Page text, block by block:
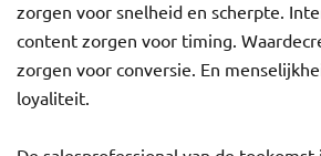
zorgen voor snelheid en scherpte.
content zorgen voor timing.
zorgen voor conversie. En
loyaliteit.